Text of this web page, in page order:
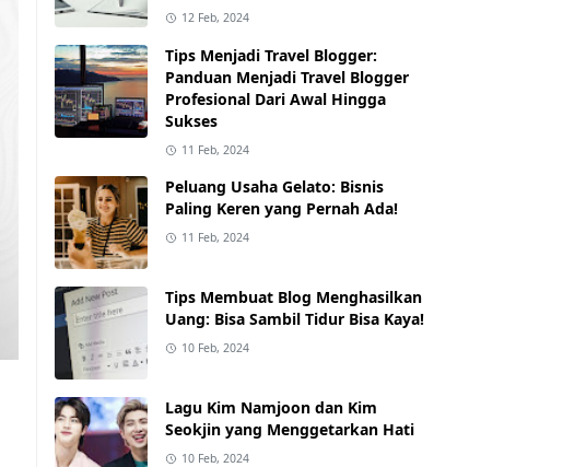
12 Feb, 2024
Tips Menjadi Travel Blogger:
Panduan Menjadi Travel Blogger
Profesional Dari Awal Hingga
Sukses
11 Feb, 2024
Peluang Usaha Gelato: Bisnis
Paling Keren yang Pernah Ada!
11 Feb, 2024
Tips Membuat Blog Menghasilkan
Uang: Bisa Sambil Tidur Bisa Kaya!
10 Feb, 2024
Lagu Kim Namjoon dan Kim
Seokjin yang Menggetarkan Hati
10 Feb, 2024